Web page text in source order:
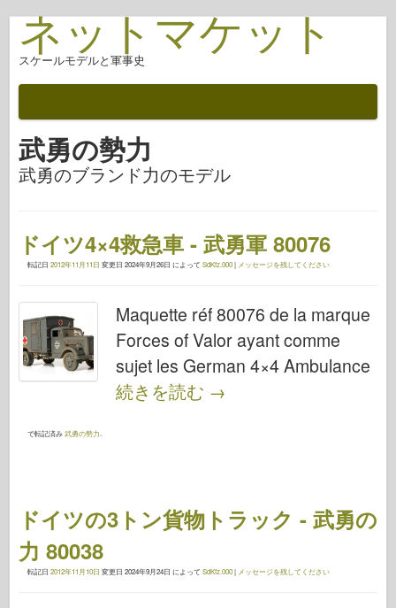
ネットマケット
スケールモデルと軍事史
武勇の勢力
武勇のブランド力のモデル
ドイツ4×4救急車 - 武勇軍 80076
転記日 2012年11月11日 変更日 2024年9月26日 によって SdKfz.000| メッセージを残してください
Maquette réf 80076 de la marque
Forces of Valor ayant comme
sujet les German 4×4 Ambulance
続きを読む →
で転記済み武勇の勢力
ドイツの3トン貨物トラック - 武勇の
力 80038
転記日 2012年11月10日 変更日 2024年9月24日 によって SdKfz.000| メッセージを残してください